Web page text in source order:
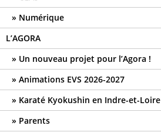
Numérique
L’AGORA
Un nouveau projet pour l’Agora !
Animations EVS 2026-2027
Karaté Kyokushin en Indre-et-Loire
Parents